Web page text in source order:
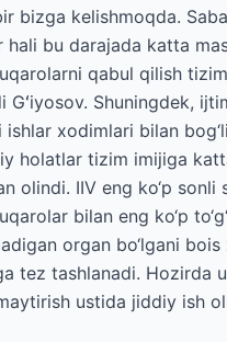
bizga kelishmoqda.
hali bu darajada katta
qabul qilish
Gʻiyosov. Shuningdek,
xodimlari bilan
holatlar tizim imijiga
olindi. IIV eng ko‘p sonli
bilan eng ko‘p
organ bo‘lgani
tez tashlanadi. Hozirda
ustida jiddiy ish